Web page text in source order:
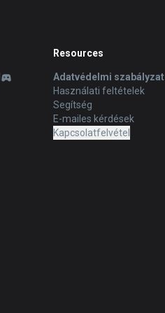
Resources
Adatvédelmi szabályzat
Használati feltételek
Segítség
E-mailes kérdések
Kapcsolatfelvétel